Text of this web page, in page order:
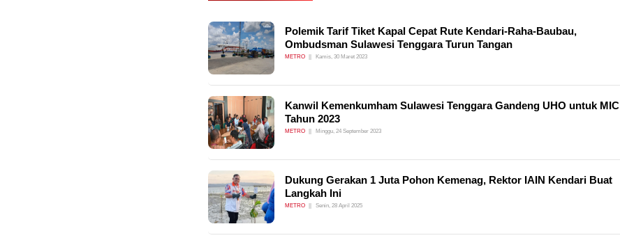
Polemik Tarif Tiket Kapal Cepat Rute Kendari-Raha-Baubau,
Ombudsman Sulawesi Tenggara Turun Tangan
METRO Kamis, 30 Maret 2023
Kanwil Kemenkumham Sulawesi Tenggara Gandeng UHO untuk MIC
Tahun 2023
METRO Minggu, 24 September 2023
Dukung Gerakan 1 Juta Pohon Kemenag, Rektor IAIN Kendari Buat
Langkah Ini
METRO Senin, 28 April 2025